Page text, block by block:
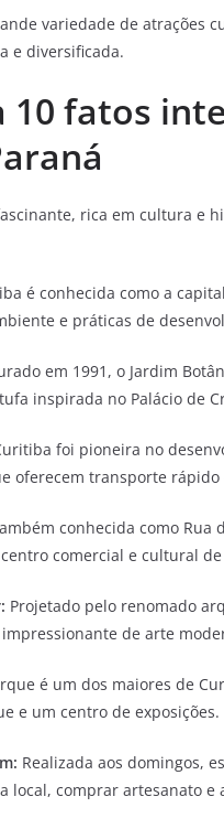
variedade de atrações
e diversificada.
10 fatos
rica em cultura e
é conhecida como a
e práticas de
em 1991, o Jardim
inspirada no Palácio de
foi pioneira no
oferecem transporte rápido
conhecida como
comercial e cultural
Projetado pelo renomado
de arte
é um dos maiores de
e um centro de exposições.
Realizada aos domingos,
local, comprar artesanato e